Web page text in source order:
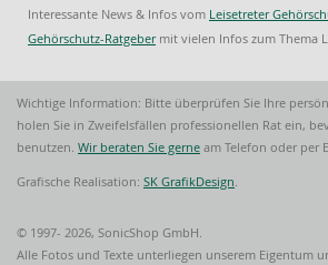
Interessante News & Infos vom Leisetreter
Gehörschutz-Ratgebermit vielen Infos zum Thema
Wichtige Information: Bitte überprüfen Sie Ihre
holen Sie in Zweifelsfällen professionellen Rat ein,
benutzen. Wir beraten Sie gerne am Telefon oder per
Grafische Realisation: SK GrafikDesign.
© 1997- 2026, SonicShop GmbH.
Alle Fotos und Texte unterliegen unserem Eigentum